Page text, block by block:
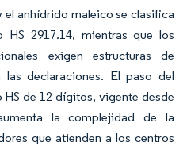
anhídrido maleico se clasifica
2917.14, mientras que los
exigen estructuras de
declaraciones. El paso del
de 12 dígitos, vigente desde
la complejidad de la
que atienden a los centros